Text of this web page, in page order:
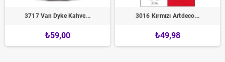
3717 Van Dyke Kahve...
₺59,00
3016 Kırmızı Artdeco...
₺49,98